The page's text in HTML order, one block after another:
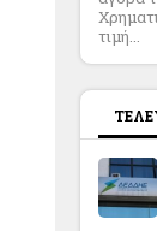
τιμή...